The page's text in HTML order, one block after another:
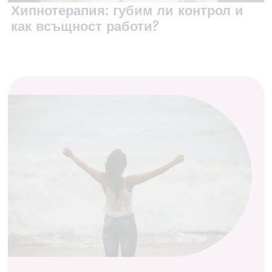
Хипнотерапия: губим ли контрол и
как всъщност работи?